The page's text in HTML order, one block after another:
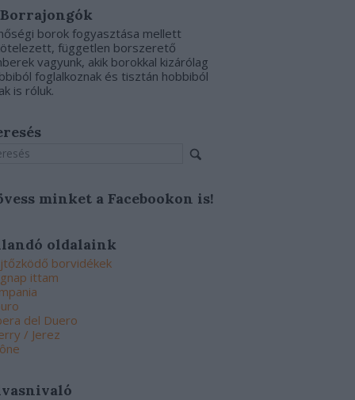
borok fogyasztása mellett
független borszerető
vagyunk, akik borokkal kizárólag
foglalkoznak és tisztán hobbiból
is róluk.
minket a Facebookon is!
oldalaink
borvidékek
ittam
del Duero
/ Jerez